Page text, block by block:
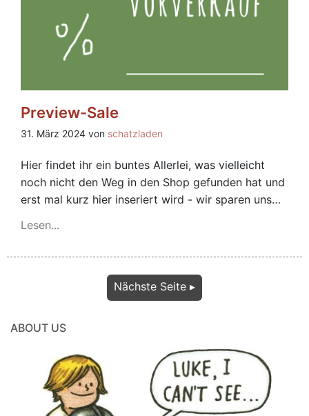
Preview-Sale
31. März 2024 von schatzladen
Hier findet ihr ein buntes Allerlei, was vielleicht
noch nicht den Weg in den Shop gefunden hat und
erst mal kurz hier inseriert wird - wir sparen uns
Lesen...
Nächste Seite ▸
ABOUT US